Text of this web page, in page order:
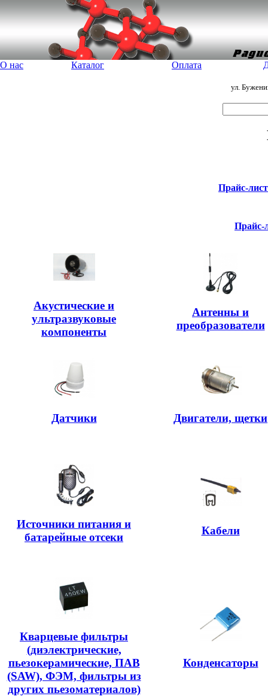
О нас Каталог Оплата
ул.
Прайс-
Прайс-
Акустические и
ультразвуковые
компоненты
Антенны и
преобразователи
Датчики Двигатели, щетки
Источники питания и
батарейные отсеки
Кабели
Кварцевые фильтры
(диэлектрические,
пьезокерамические, ПАВ
(SAW), ФЭМ, фильтры из
других пьезоматериалов)
Конденсаторы